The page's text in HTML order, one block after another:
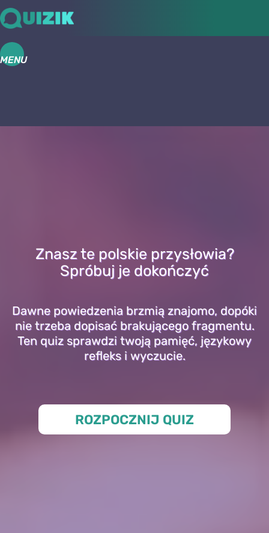
MENU
Znasz te polskie przysłowia?
Spróbuj je dokończyć
Dawne powiedzenia brzmią znajomo, dopóki
nie trzeba dopisać brakującego fragmentu.
Ten quiz sprawdzi twoją pamięć, językowy
refleks i wyczucie.
ROZPOCZNIJ QUIZ